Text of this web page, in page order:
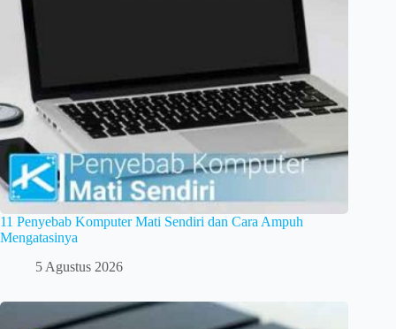
11 Penyebab Komputer Mati Sendiri dan Cara Ampuh
Mengatasinya
5 Agustus 2026